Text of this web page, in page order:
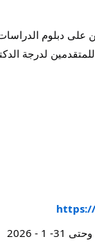
دبلوم الدراسات
لدرجة